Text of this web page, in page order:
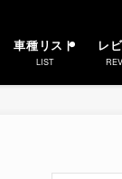
車種リスト
LIST
レ